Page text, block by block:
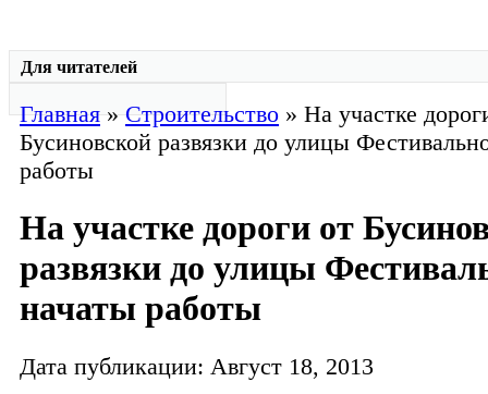
Для читателей
Главная»Строительство » На участке
Бусиновской развязки до улицы
работы
На участке дороги от
развязки до улицы
начаты работы
Дата публикации: Август 18, 2013